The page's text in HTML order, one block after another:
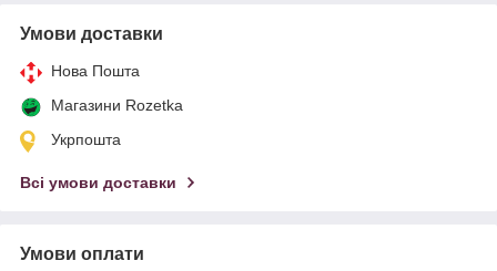
Умови доставки
Нова Пошта
Магазини Rozetka
Укрпошта
Всі умови доставки
Умови оплати